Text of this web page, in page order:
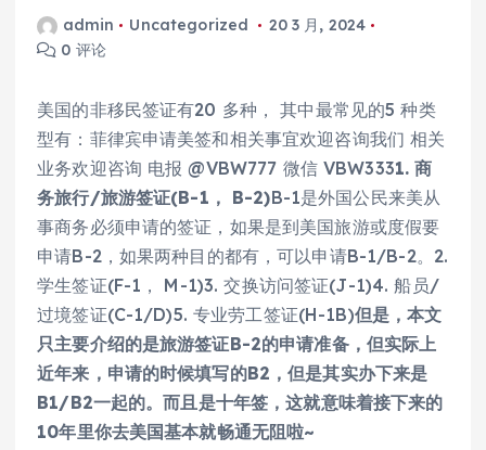
admin Uncategorized
20 3 月, 2024
0 评论
美国的非移民签证有20 多种， 其中最常见的5 种类
型有：菲律宾申请美签和相关事宜欢迎咨询我们 相关
业务欢迎咨询 电报 @VBW777 微信 VBW3331. 商
务旅行/旅游签证(B-1， B-2)B-1是外国公民来美从
事商务必须申请的签证，如果是到美国旅游或度假要
申请B-2，如果两种目的都有，可以申请B-1/B-2。2.
学生签证(F-1， M-1)3. 交换访问签证(J-1)4. 船员/
过境签证(C-1/D)5. 专业劳工签证(H-1B)但是，本文
只主要介绍的是旅游签证B-2的申请准备，但实际上
近年来，申请的时候填写的B2，但是其实办下来是
B1/B2一起的。而且是十年签，这就意味着接下来的
10年里你去美国基本就畅通无阻啦~